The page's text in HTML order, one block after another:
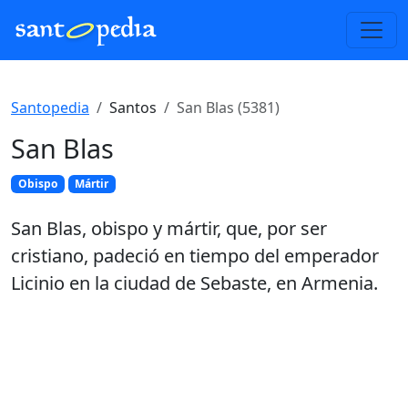
Santopedia Santos San Blas (5381)
San Blas
Obispo Mártir
San Blas, obispo y mártir, que, por ser
cristiano, padeció en tiempo del emperador
Licinio en la ciudad de Sebaste, en Armenia.